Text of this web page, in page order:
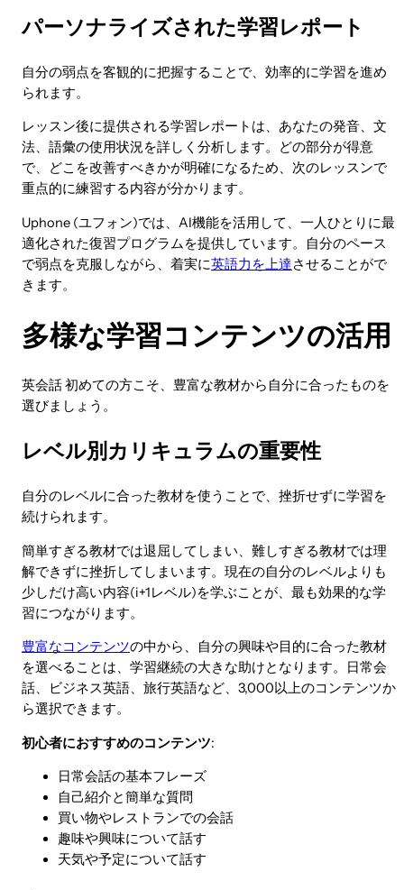
パーソナライズされた学習レポート
自分の弱点を客観的に把握することで、効率的に学習を進め
られます。
レッスン後に提供される学習レポートは、あなたの発音、文
法、語彙の使用状況を詳しく分析します。どの部分が得意
で、どこを改善すべきかが明確になるため、次のレッスンで
重点的に練習する内容が分かります。
Uphone (ユフォン)では、AI機能を活用して、一人ひとりに最
適化された復習プログラムを提供しています。自分のペース
で弱点を克服しながら、着実に英語力を上達させることがで
きます。
多様な学習コンテンツの活用
英会話 初めての方こそ、豊富な教材から自分に合ったものを
選びましょう。
レベル別カリキュラムの重要性
自分のレベルに合った教材を使うことで、挫折せずに学習を
続けられます。
簡単すぎる教材では退屈してしまい、難しすぎる教材では理
解できずに挫折してしまいます。現在の自分のレベルよりも
少しだけ高い内容(i+1レベル)を学ぶことが、最も効果的な学
習につながります。
豊富なコンテンツの中から、自分の興味や目的に合った教材
を選べることは、学習継続の大きな助けとなります。日常会
話、ビジネス英語、旅行英語など、3,000以上のコンテンツか
ら選択できます。
初心者におすすめのコンテンツ:
日常会話の基本フレーズ
自己紹介と簡単な質問
買い物やレストランでの会話
趣味や興味について話す
天気や予定について話す